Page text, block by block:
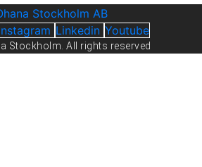
Linkedin Youtube
Stockholm. All rights reserved